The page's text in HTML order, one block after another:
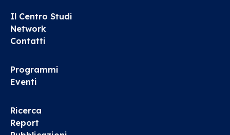
Il Centro Studi
Network
Contatti
Programmi
Eventi
Ricerca
Report